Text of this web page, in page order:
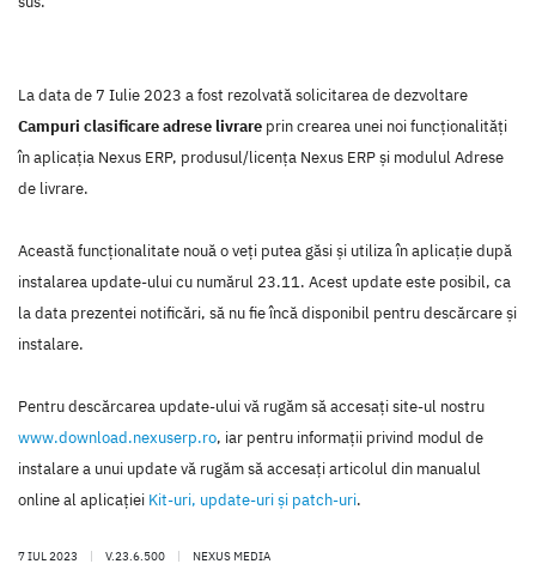
La data de 7 Iulie 2023 a fost rezolvată solicitarea de dezvoltare
Campuri clasificare adrese livrare prin crearea unei noi funcţionalităţi
în aplicaţia Nexus ERP, produsul/licenţa Nexus ERP şi modulul Adrese
de livrare.
Această funcţionalitate nouă o veţi putea găsi şi utiliza în aplicaţie după
instalarea update-ului cu numărul 23.11. Acest update este posibil, ca
la data prezentei notificări, să nu fie încă disponibil pentru descărcare şi
instalare.
Pentru descărcarea update-ului vă rugăm să accesaţi site-ul nostru
www.download.nexuserp.ro, iar pentru informaţii privind modul de
instalare a unui update vă rugăm să accesaţi articolul din manualul
online al aplicaţiei Kit-uri, update-uri şi patch-uri.
7 IUL 2023 | V.23.6.500 | NEXUS MEDIA